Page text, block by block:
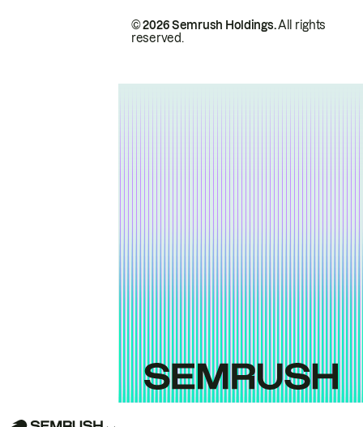
© 2026 Semrush Holdings.All rights
reserved.